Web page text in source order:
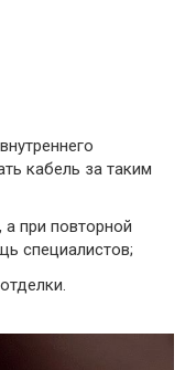
кабель за таким
при повторной
специалистов;